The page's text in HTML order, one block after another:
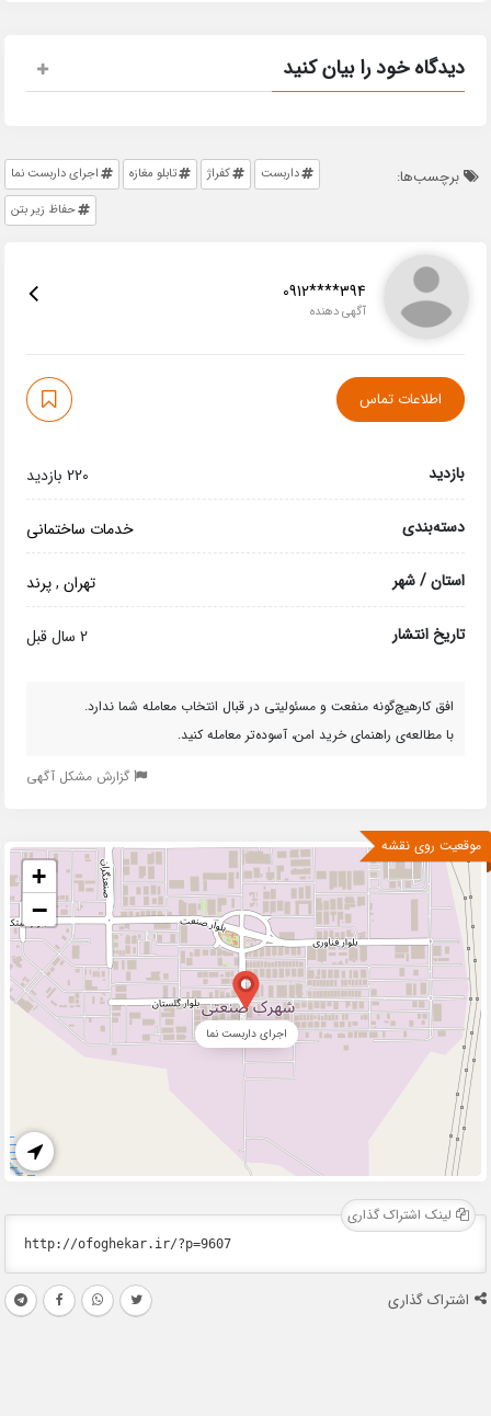
دیدگاه خود را بیان کنید
برچسب‌ها: داربست کفراژ تابلو مغازه
اجرای داربست نما
حفاظ زیر بتن
0912****394
آگهی دهنده
اطلاعات تماس
بازدید 220 بازدید
دسته‌بندی خدمات ساختمانی
استان / شهر تهران,پرند
تاریخ انتشار 2 سال قبل
افق کارهیچ‌گونه منفعت و مسئولیتی در قبال انتخاب معامله شما ندارد.
با مطالعه‌ی راهنمای خرید امن، آسوده‌تر معامله کنید.
گزارش مشکل آگهی
موقعیت روی نقشه
اجرای داربست نما
+
−
لینک اشتراک گذاری
اشتراک گذاری